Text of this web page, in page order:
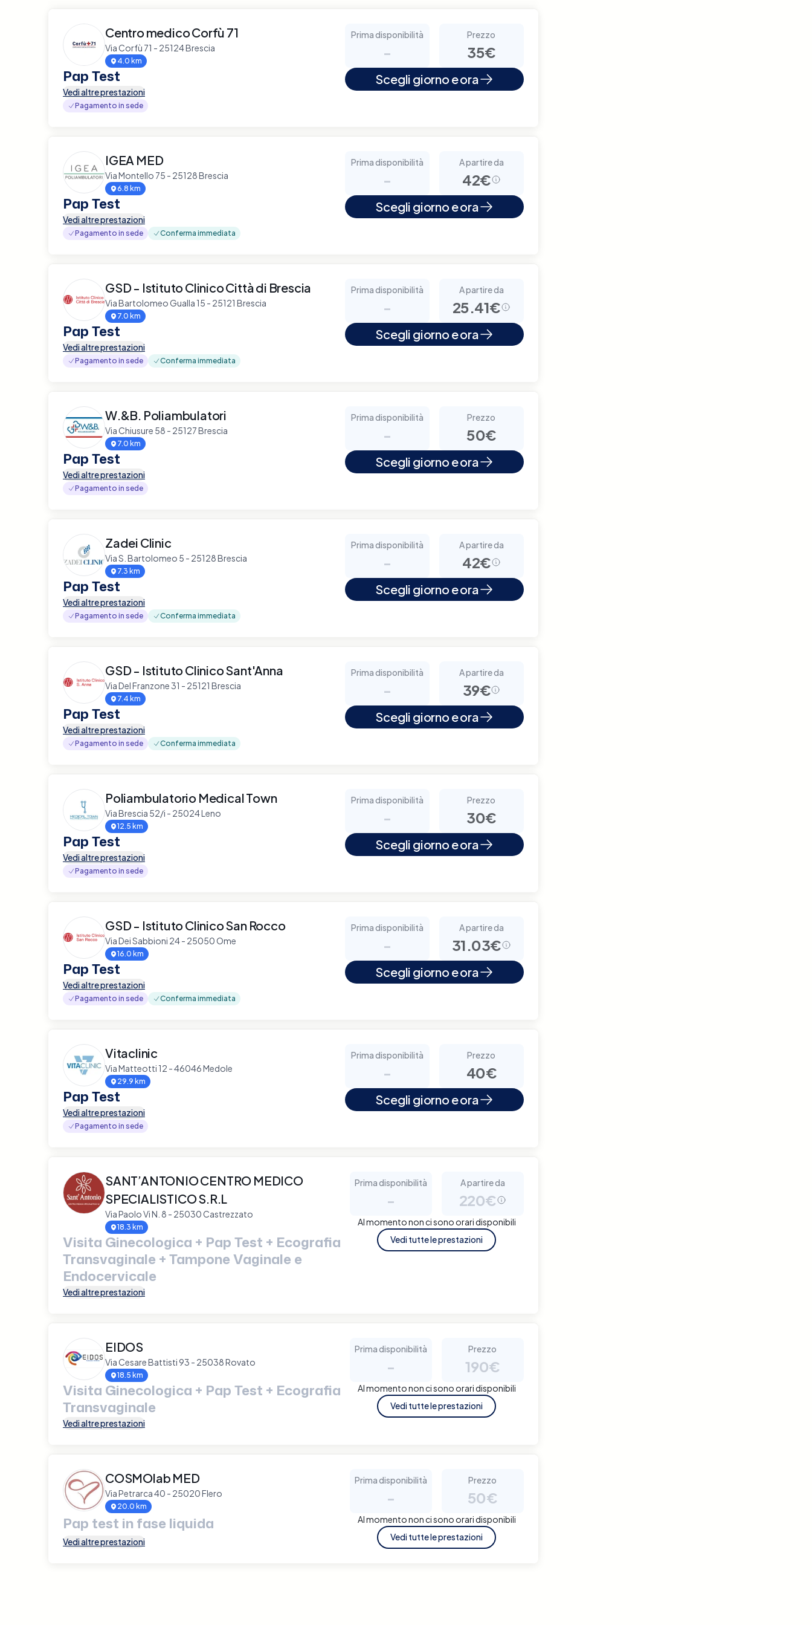
Centro medico Corfù 71
Via Corfù 71 - 25124 Brescia
4.0 km
Pap Test
Vedi altre prestazioni
Pagamento in sede
Prima disponibilità
-
Prezzo
35€
Scegli giorno e ora
IGEA MED
Via Montello 75 - 25128 Brescia
6.8 km
Pap Test
Vedi altre prestazioni
Pagamento in sede Conferma immediata
Prima disponibilità
-
A partire da
42€
Scegli giorno e ora
GSD - Istituto Clinico Città di Brescia
Via Bartolomeo Gualla 15 - 25121 Brescia
7.0 km
Pap Test
Vedi altre prestazioni
Pagamento in sede Conferma immediata
Prima disponibilità
-
A partire da
25.41€
Scegli giorno e ora
W.&B. Poliambulatori
Via Chiusure 58 - 25127 Brescia
7.0 km
Pap Test
Vedi altre prestazioni
Pagamento in sede
Prima disponibilità
-
Prezzo
50€
Scegli giorno e ora
Zadei Clinic
Via S. Bartolomeo 5 - 25128 Brescia
7.3 km
Pap Test
Vedi altre prestazioni
Pagamento in sede Conferma immediata
Prima disponibilità
-
A partire da
42€
Scegli giorno e ora
GSD - Istituto Clinico Sant'Anna
Via Del Franzone 31 - 25121 Brescia
7.4 km
Pap Test
Vedi altre prestazioni
Pagamento in sede Conferma immediata
Prima disponibilità
-
A partire da
39€
Scegli giorno e ora
Poliambulatorio Medical Town
Via Brescia 52/i - 25024 Leno
12.5 km
Pap Test
Vedi altre prestazioni
Pagamento in sede
Prima disponibilità
-
Prezzo
30€
Scegli giorno e ora
GSD - Istituto Clinico San Rocco
Via Dei Sabbioni 24 - 25050 Ome
16.0 km
Pap Test
Vedi altre prestazioni
Pagamento in sede Conferma immediata
Prima disponibilità
-
A partire da
31.03€
Scegli giorno e ora
Vitaclinic
Via Matteotti 12 - 46046 Medole
29.9 km
Pap Test
Vedi altre prestazioni
Pagamento in sede
Prima disponibilità
-
Prezzo
40€
Scegli giorno e ora
SANT’ANTONIO CENTRO MEDICO
SPECIALISTICO S.R.L
Via Paolo Vi N. 8 - 25030 Castrezzato
18.3 km
Visita Ginecologica + Pap Test + Ecografia
Transvaginale + Tampone Vaginale e
Endocervicale
Vedi altre prestazioni
Prima disponibilità
-
A partire da
220€
Al momento non ci sono orari disponibili
Vedi tutte le prestazioni
EIDOS
Via Cesare Battisti 93 - 25038 Rovato
18.5 km
Visita Ginecologica + Pap Test + Ecografia
Transvaginale
Vedi altre prestazioni
Prima disponibilità
-
Prezzo
190€
Al momento non ci sono orari disponibili
Vedi tutte le prestazioni
COSMOlab MED
Via Petrarca 40 - 25020 Flero
20.0 km
Pap test in fase liquida
Vedi altre prestazioni
Prima disponibilità
-
Prezzo
50€
Al momento non ci sono orari disponibili
Vedi tutte le prestazioni